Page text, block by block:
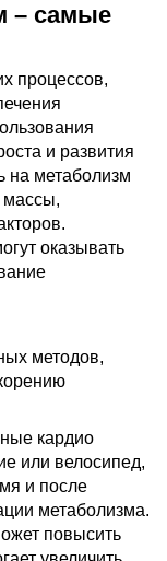
– самые
процессов,
и развития
на метаболизм
массы,
оказывать
методов,
кардио
или велосипед,
и после
метаболизма.
повысить